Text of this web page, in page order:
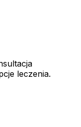
leczenia.